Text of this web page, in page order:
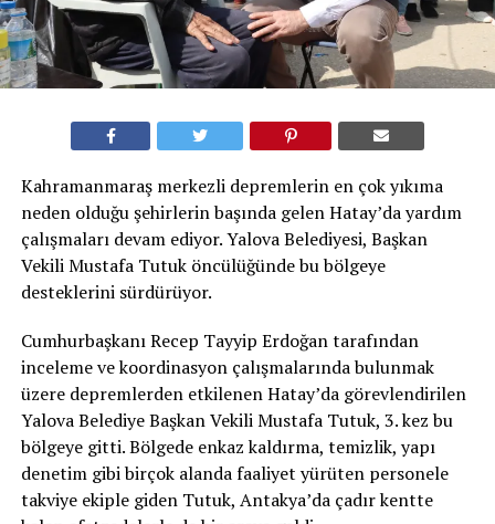
Kahramanmaraş merkezli depremlerin en çok yıkıma
neden olduğu şehirlerin başında gelen Hatay’da yardım
çalışmaları devam ediyor. Yalova Belediyesi, Başkan
Vekili Mustafa Tutuk öncülüğünde bu bölgeye
desteklerini sürdürüyor.
Cumhurbaşkanı Recep Tayyip Erdoğan tarafından
inceleme ve koordinasyon çalışmalarında bulunmak
üzere depremlerden etkilenen Hatay’da görevlendirilen
Yalova Belediye Başkan Vekili Mustafa Tutuk, 3. kez bu
bölgeye gitti. Bölgede enkaz kaldırma, temizlik, yapı
denetim gibi birçok alanda faaliyet yürüten personele
takviye ekiple giden Tutuk, Antakya’da çadır kentte